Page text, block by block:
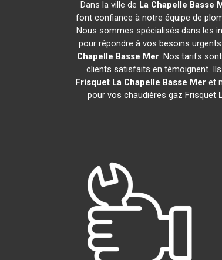
Dans la ville de La Chapelle Basse
font confiance à notre équipe de
Nous sommes spécialisés dans les
pour répondre à vos besoins
Chapelle Basse Mer. Nos tarifs
clients satisfaits en témoignent.
Frisquet La Chapelle Basse Meret
pour vos chaudières gaz Frisquet